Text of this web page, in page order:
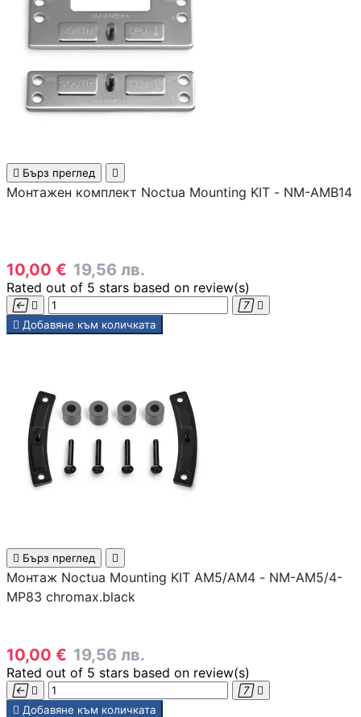
Мрежови
аксесоари и
инструменти
Контролери
 Бърз преглед 
Монтажен комплект Noctua Mounting KIT - NM-AMB14
10,00 € 19,56 лв.
Rated out of 5 stars based on review(s)
   
 Добавяне към количката
 Бърз преглед 
Монтаж Noctua Mounting KIT AM5/AM4 - NM-AM5/4-
MP83 chromax.black
10,00 € 19,56 лв.
Rated out of 5 stars based on review(s)
   
 Добавяне към количката